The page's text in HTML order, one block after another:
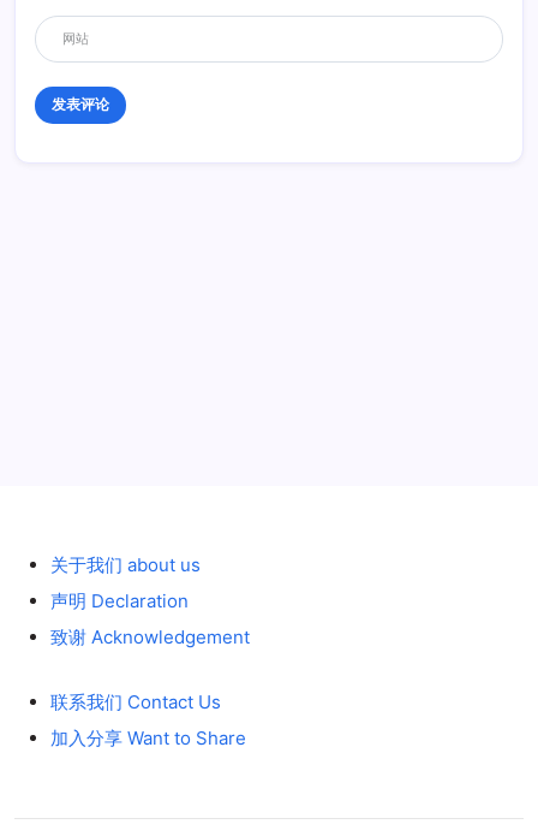
关于我们 about us
声明 Declaration
致谢 Acknowledgement
联系我们 Contact Us
加入分享 Want to Share